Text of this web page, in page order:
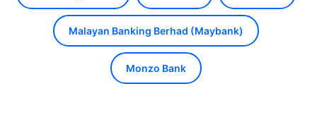
Malayan Banking Berhad (Maybank)
Monzo Bank